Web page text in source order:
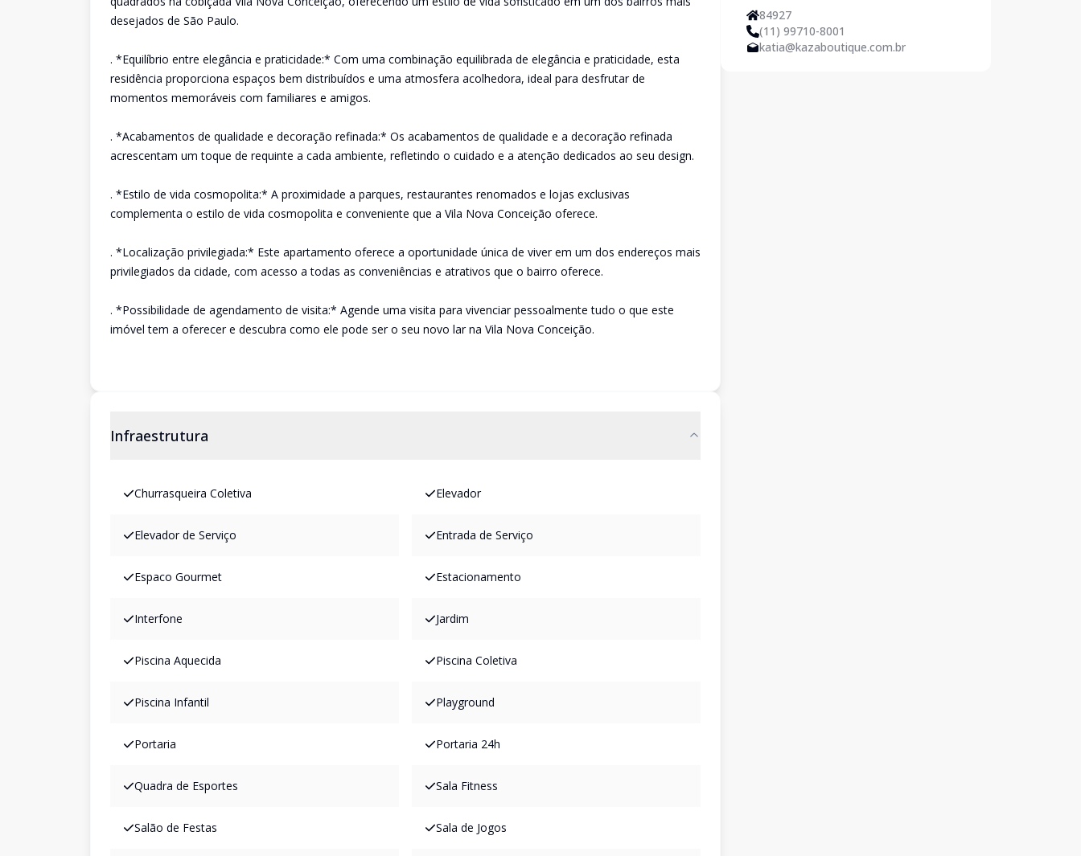
desejados de São Paulo.
. *Equilíbrio entre elegância e praticidade:* Com uma combinação equilibrada de elegância e praticidade, esta
residência proporciona espaços bem distribuídos e uma atmosfera acolhedora, ideal para desfrutar de
momentos memoráveis com familiares e amigos.
. *Acabamentos de qualidade e decoração refinada:* Os acabamentos de qualidade e a decoração refinada
acrescentam um toque de requinte a cada ambiente, refletindo o cuidado e a atenção dedicados ao seu design.
. *Estilo de vida cosmopolita:* A proximidade a parques, restaurantes renomados e lojas exclusivas
complementa o estilo de vida cosmopolita e conveniente que a Vila Nova Conceição oferece.
. *Localização privilegiada:* Este apartamento oferece a oportunidade única de viver em um dos endereços mais
privilegiados da cidade, com acesso a todas as conveniências e atrativos que o bairro oferece.
. *Possibilidade de agendamento de visita:* Agende uma visita para vivenciar pessoalmente tudo o que este
imóvel tem a oferecer e descubra como ele pode ser o seu novo lar na Vila Nova Conceição.
Infraestrutura
Churrasqueira Coletiva Elevador
Elevador de Serviço Entrada de Serviço
Espaco Gourmet Estacionamento
Interfone Jardim
Piscina Aquecida Piscina Coletiva
Piscina Infantil Playground
Portaria Portaria 24h
Quadra de Esportes Sala Fitness
Salão de Festas Sala de Jogos
84927
(11) 99710-8001
katia@kazaboutique.com.br